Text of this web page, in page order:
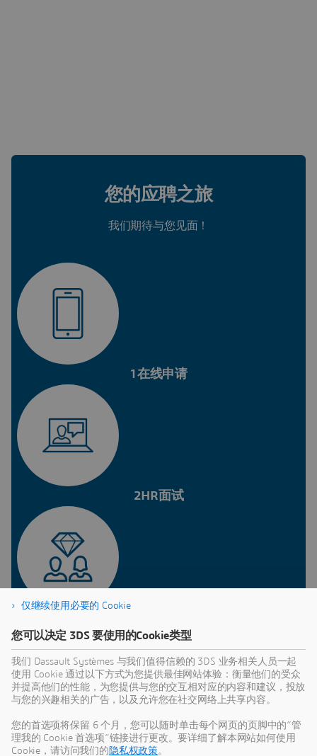
您的应聘之旅
我们期待与您见面！
1在线申请
2HR面试
根据您申请的职位：
英语测试/代码测试/认知测试
仅继续使用必要的 Cookie
您可以决定 3DS 要使用的Cookie类型
我们 Dassault Systèmes 与我们值得信赖的 3DS 业务相关人员一起
使用 Cookie 通过以下方式为您提供最佳网站体验：衡量他们的受众
并提高他们的性能，为您提供与您的交互相对应的内容和建议，投放
与您的兴趣相关的广告，以及允许您在社交网络上共享内容。
您的首选项将保留 6 个月，您可以随时单击每个网页的页脚中的“管
理我的 Cookie 首选项”链接进行更改。要详细了解本网站如何使用
Cookie，请访问我们的 隐私权政策。